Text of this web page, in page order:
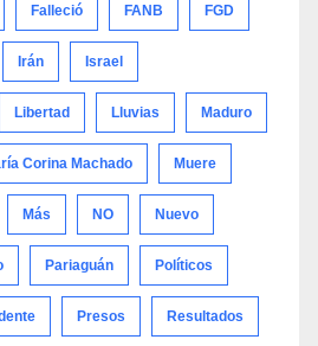
Falleció FANB FGD
Irán Israel
Libertad Lluvias Maduro
Corina Machado Muere
Más NO Nuevo
Pariaguán Políticos
Presos Resultados